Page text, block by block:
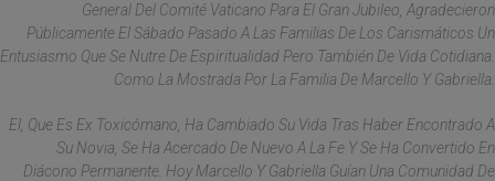
General Del Comité Vaticano Para El Gran Jubileo, Agradecieron
Públicamente El Sábado Pasado A Las Familias De Los Carismáticos Un
Entusiasmo Que Se Nutre De Espiritualidad Pero También De Vida Cotidiana.
Como La Mostrada Por La Familia De Marcello Y Gabriella.
El, Que Es Ex Toxicómano, Ha Cambiado Su Vida Tras Haber Encontrado A
Su Novia, Se Ha Acercado De Nuevo A La Fe Y Se Ha Convertido En
Diácono Permanente. Hoy Marcello Y Gabriella Guían Una Comunidad De